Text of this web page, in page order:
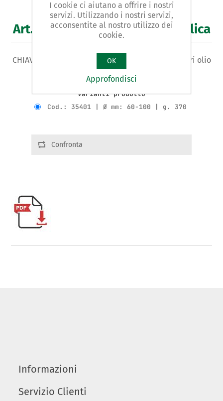
Art. 354 - chiave a fascia metallica
CHIAVE A FASCIA METALLICA REGISTRABILE per filtri olio
- zincata
Varianti prodotto
Cod.: 35401 | Ø mm: 60-100 | g. 370
Confronta
Informazioni
Servizio Clienti
I cookie ci aiutano a offrire i nostri
servizi. Utilizzando i nostri servizi,
acconsentite al nostro utilizzo dei
cookie.
OK
Approfondisci